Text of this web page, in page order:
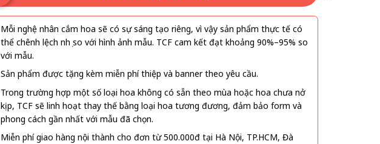
Mỗi nghệ nhân cắm hoa sẽ có sự sáng tạo riêng, vì vậy sản phẩm thực tế có
thể chênh lệch nhẹ so với hình ảnh mẫu. TCF cam kết đạt khoảng 90%–95% so
với mẫu.
Sản phẩm được tặng kèm miễn phí thiệp và banner theo yêu cầu.
Trong trường hợp một số loại hoa không có sẵn theo mùa hoặc hoa chưa nở
kịp, TCF sẽ linh hoạt thay thế bằng loại hoa tương đương, đảm bảo form và
phong cách gần nhất với mẫu đã chọn.
Miễn phí giao hàng nội thành cho đơn từ 500.000đ tại Hà Nội, TP.HCM, Đà